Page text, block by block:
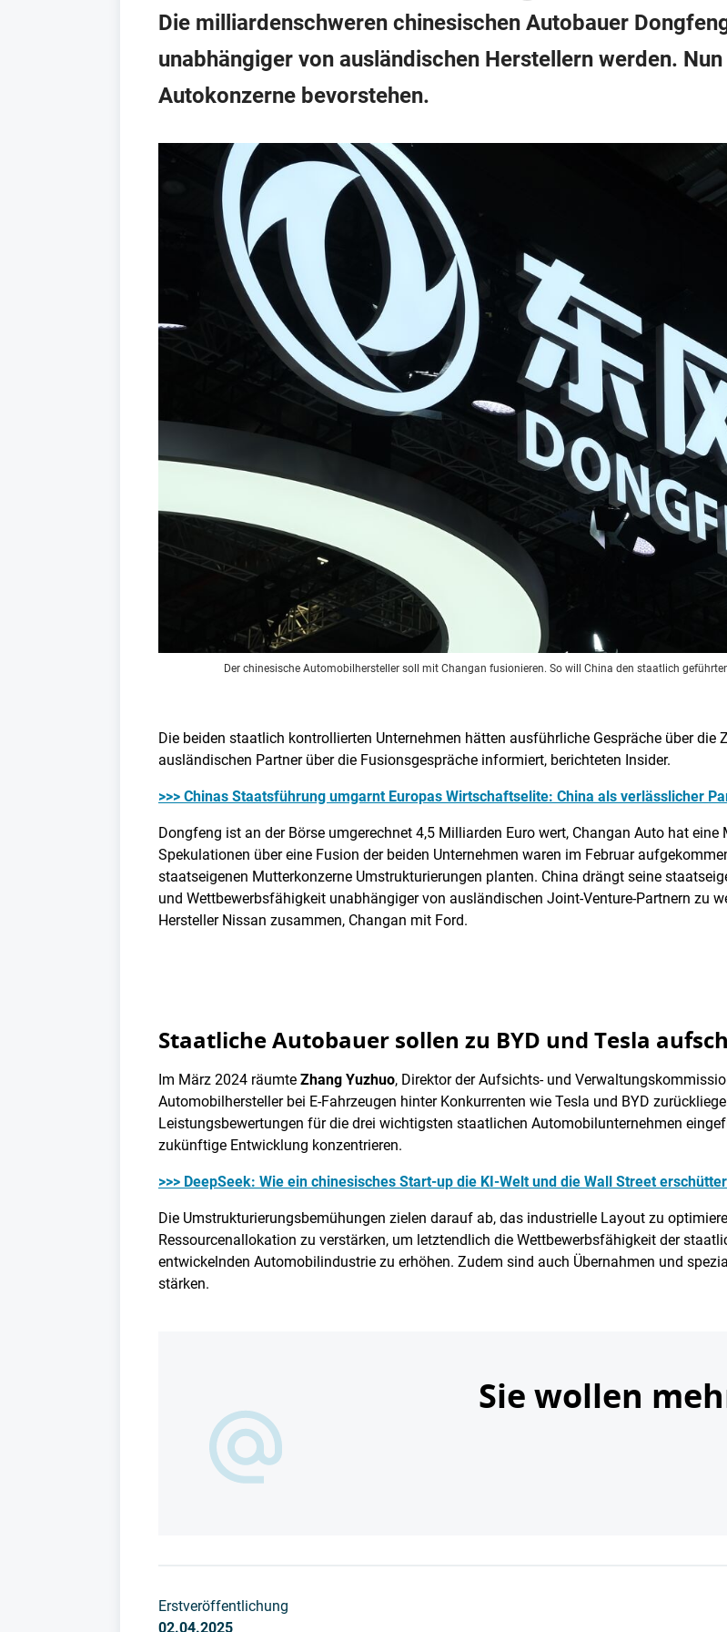
Die milliardenschweren chinesischen Autobauer
unabhängiger von ausländischen Herstellern werden.
Autokonzerne bevorstehen.
Der chinesische Automobilhersteller soll mit Changan fusionieren. So will China den staatlich
Die beiden staatlich kontrollierten Unternehmen hätten ausführliche Gespräche über
ausländischen Partner über die Fusionsgespräche informiert, berichteten Insider.
>>> Chinas Staatsführung umgarnt Europas Wirtschaftselite: China als verlässlicher
Dongfeng ist an der Börse umgerechnet 4,5 Milliarden Euro wert, Changan Auto hat
Spekulationen über eine Fusion der beiden Unternehmen waren im Februar
staatseigenen Mutterkonzerne Umstrukturierungen planten. China drängt seine
und Wettbewerbsfähigkeit unabhängiger von ausländischen Joint-Venture-Partnern zu
Hersteller Nissan zusammen, Changan mit Ford.
Staatliche Autobauer sollen zu BYD und Tesla
Im März 2024 räumte Zhang Yuzhuo, Direktor der Aufsichts- und
Automobilhersteller bei E-Fahrzeugen hinter Konkurrenten wie Tesla und BYD
Leistungsbewertungen für die drei wichtigsten staatlichen Automobilunternehmen
zukünftige Entwicklung konzentrieren.
>>> DeepSeek: Wie ein chinesisches Start-up die KI-Welt und die Wall Street
Die Umstrukturierungsbemühungen zielen darauf ab, das industrielle Layout zu
Ressourcenallokation zu verstärken, um letztendlich die Wettbewerbsfähigkeit der
entwickelnden Automobilindustrie zu erhöhen. Zudem sind auch Übernahmen und
stärken.
Sie wollen
Erstveröffentlichung
02.04.2025